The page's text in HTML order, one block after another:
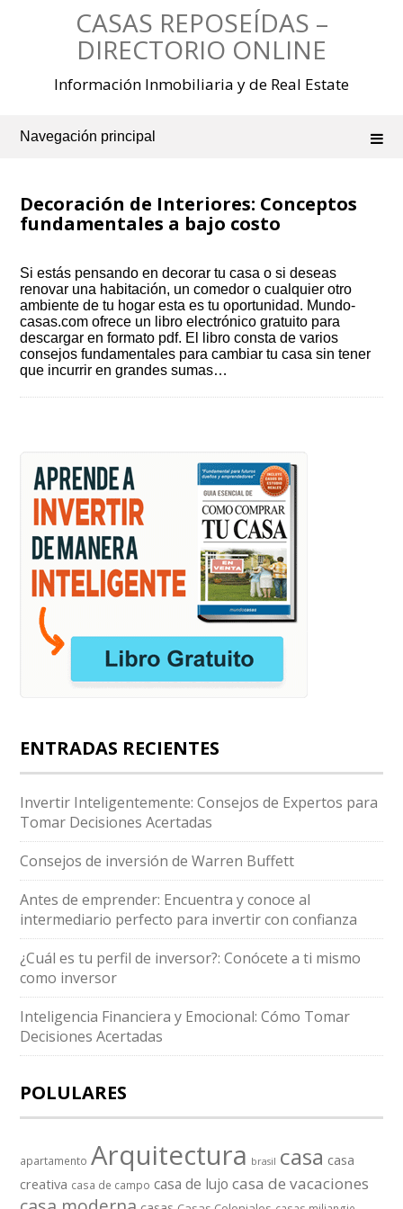
CASAS REPOSEÍDAS –
DIRECTORIO ONLINE
Información Inmobiliaria y de Real Estate
Navegación principal
Decoración de Interiores: Conceptos
fundamentales a bajo costo
Si estás pensando en decorar tu casa o si deseas
renovar una habitación, un comedor o cualquier otro
ambiente de tu hogar esta es tu oportunidad. Mundo-
casas.com ofrece un libro electrónico gratuito para
descargar en formato pdf. El libro consta de varios
consejos fundamentales para cambiar tu casa sin tener
que incurrir en grandes sumas…
ENTRADAS RECIENTES
Invertir Inteligentemente: Consejos de Expertos para
Tomar Decisiones Acertadas
Consejos de inversión de Warren Buffett
Antes de emprender: Encuentra y conoce al
intermediario perfecto para invertir con confianza
¿Cuál es tu perfil de inversor?: Conócete a ti mismo
como inversor
Inteligencia Financiera y Emocional: Cómo Tomar
Decisiones Acertadas
POLULARES
apartamento Arquitectura brasil casa casa
creativa casa de campo casa de lujo casa de vacaciones